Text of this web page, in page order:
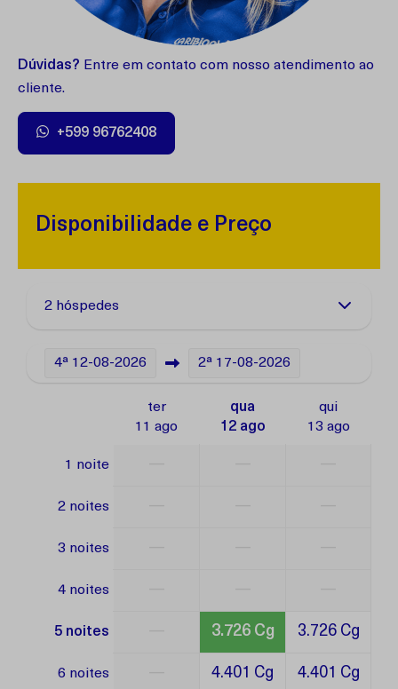
Dúvidas? Entre em contato com nosso atendimento ao
cliente.
+599 96762408
Disponibilidade e Preço
2 hóspedes
4ª 12-08-2026 2ª 17-08-2026
ter
11 ago
qua
12 ago
qui
13 ago
1 noite
2 noites
3 noites
4 noites
5 noites 3.726 Cg 3.726 Cg
6 noites 4.401 Cg 4.401 Cg